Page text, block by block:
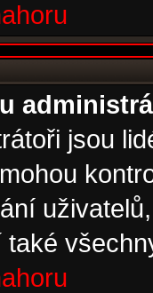
jsou
také